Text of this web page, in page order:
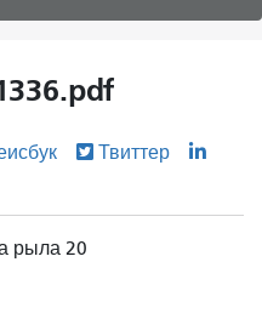
Твиттер
рыла 20